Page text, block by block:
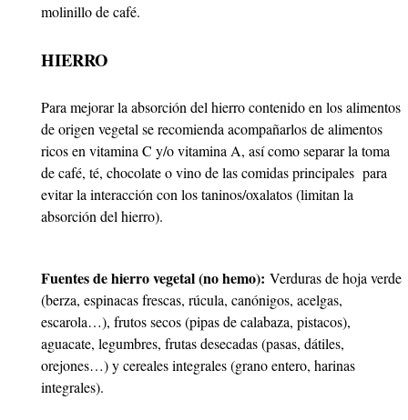
molinillo de café.
HIERRO
Para mejorar la absorción del hierro contenido en los alimentos
de origen vegetal se recomienda acompañarlos de alimentos
ricos en vitamina C y/o vitamina A, así como separar la toma
de café, té, chocolate o vino de las comidas principales para
evitar la interacción con los taninos/oxalatos (limitan la
absorción del hierro).
Fuentes de hierro vegetal (no hemo): Verduras de hoja verde
(berza, espinacas frescas, rúcula, canónigos, acelgas,
escarola…), frutos secos (pipas de calabaza, pistacos),
aguacate, legumbres, frutas desecadas (pasas, dátiles,
orejones…) y cereales integrales (grano entero, harinas
integrales).